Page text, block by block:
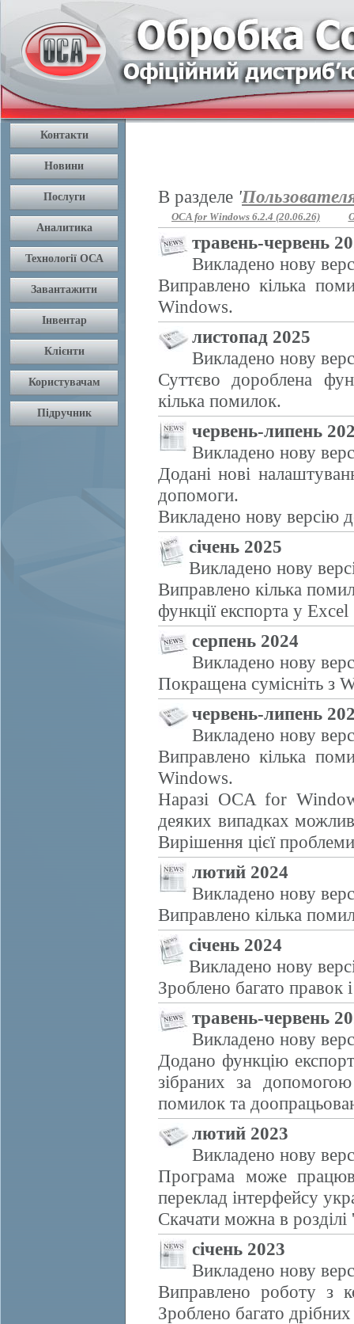
В разделе '
OCA for Windows 6.2.4 (20.06.26)
травень-червень
Викладено нову
Виправлено кілька
Windows.
листопад 2025
Викладено нову
Суттєво дороблена
кілька помилок.
червень-липень
Викладено нову
Додані нові
допомоги.
Викладено нову версію
січень 2025
Викладено нову
Виправлено кілька
функції експорта у Excel
серпень 2024
Викладено нову
Покращена сумісніть з
червень-липень
Викладено нову
Виправлено кілька
Windows.
Наразі OCA for
деяких випадках
Вирішення цієї
лютий 2024
Викладено нову
Виправлено кілька
січень 2024
Викладено нову
Зроблено багато правок
травень-червень
Викладено нову
Додано функцію
зібраних за
помилок та
лютий 2023
Викладено нову
Програма може
переклад інтерфейсу
Скачати можна в розділі '
січень 2023
Викладено нову
Виправлено роботу з
Зроблено багато